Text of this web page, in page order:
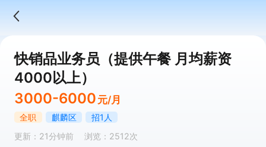
快销品业务员（提供午餐 月均薪资
4000以上）
3000-6000 元/月
全职 麒麟区
招1人
更新：21分钟前
浏览：2512次